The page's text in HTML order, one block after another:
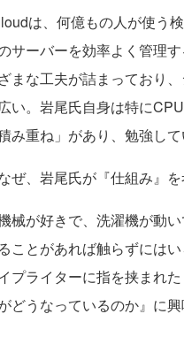
は、何億もの人が使う
サーバーを効率よく管理
まな工夫が詰まっており
い。岩尾氏自身は特に
み重ね」があり、勉強して
ぜ、岩尾氏が『仕組み』を
械が好きで、洗濯機が動
ことがあれば触らずには
プライターに指を挟まれ
どうなっているのか』に